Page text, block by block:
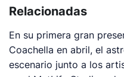
Relacionadas
En su primera gran
Coachella en abril, el
escenario junto a los